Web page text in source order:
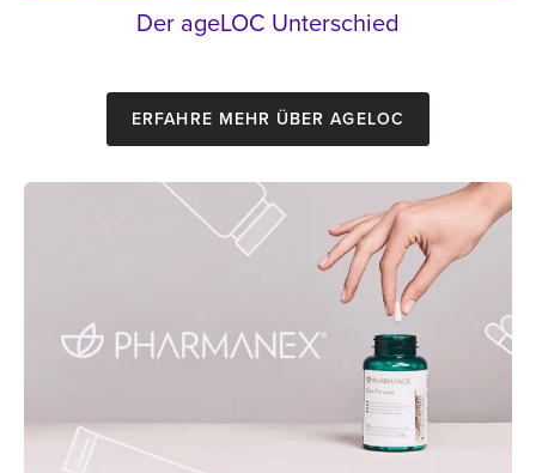
Der ageLOC Unterschied
Erfahre mehr über ageLOC